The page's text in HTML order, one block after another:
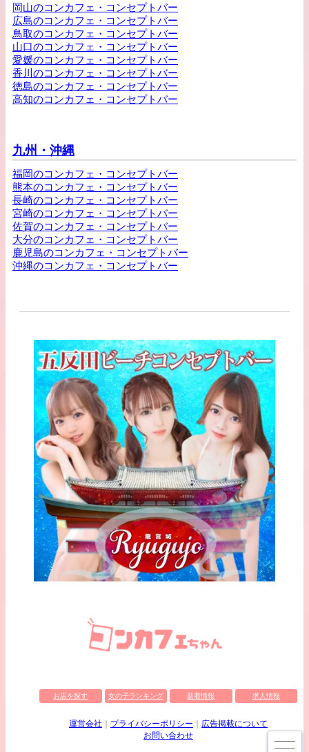
岡山のコンカフェ・コンセプトバー
広島のコンカフェ・コンセプトバー
鳥取のコンカフェ・コンセプトバー
山口のコンカフェ・コンセプトバー
愛媛のコンカフェ・コンセプトバー
香川のコンカフェ・コンセプトバー
徳島のコンカフェ・コンセプトバー
高知のコンカフェ・コンセプトバー
九州・沖縄
福岡のコンカフェ・コンセプトバー
熊本のコンカフェ・コンセプトバー
長崎のコンカフェ・コンセプトバー
宮崎のコンカフェ・コンセプトバー
佐賀のコンカフェ・コンセプトバー
大分のコンカフェ・コンセプトバー
鹿児島のコンカフェ・コンセプトバー
沖縄のコンカフェ・コンセプトバー
お店を探す 女の子ランキング 新着情報 求人情報
運営会社 プライバシーポリシー
広告掲載について
お問い合わせ